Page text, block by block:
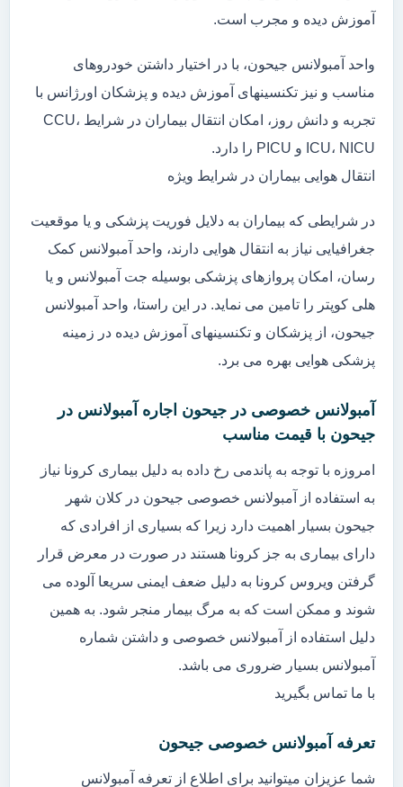
آموزش دیده و مجرب است.
واحد آمبولانس جیحون، با در اختیار داشتن خودروهای
مناسب و نیز تکنسینهای آموزش دیده و پزشکان اورژانس با
تجربه و دانش روز، امکان انتقال بیماران در شرایط CCU،
ICU، NICU و PICU را دارد.
انتقال هوایی بیماران در شرایط ویژه
در شرایطی که بیماران به دلایل فوریت پزشکی و یا موقعیت
جغرافیایی نیاز به انتقال هوایی دارند، واحد آمبولانس کمک
رسان، امکان پروازهای پزشکی بوسیله جت آمبولانس و یا
هلی کوپتر را تامین می نماید. در این راستا، واحد آمبولانس
جیحون، از پزشکان و تکنسینهای آموزش دیده در زمینه
پزشکی هوایی بهره می برد.
آمبولانس خصوصی در جیحون اجاره آمبولانس در
جیحون با قیمت مناسب
امروزه با توجه به پاندمی رخ داده به دلیل بیماری کرونا نیاز
به استفاده از آمبولانس خصوصی جیحون در کلان شهر
جیحون بسیار اهمیت دارد زیرا که بسیاری از افرادی که
دارای بیماری به جز کرونا هستند در صورت در معرض قرار
گرفتن ویروس کرونا به دلیل ضعف ایمنی سریعا آلوده می
شوند و ممکن است که به مرگ بیمار منجر شود. به همین
دلیل استفاده از آمبولانس خصوصی و داشتن شماره
آمبولانس بسیار ضروری می باشد.
با ما تماس بگیرید
تعرفه آمبولانس خصوصی جیحون
شما عزیزان میتوانید برای اطلاع از تعرفه آمبولانس